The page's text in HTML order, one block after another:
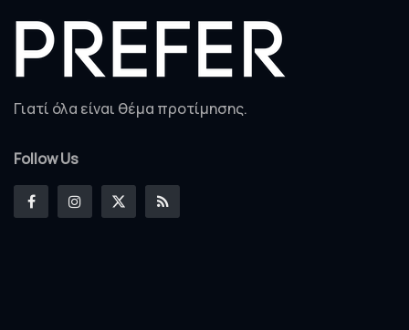
Γιατί όλα είναι θέμα προτίμησης.
Follow Us